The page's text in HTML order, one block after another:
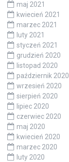
maj 2021
kwiecień 2021
marzec 2021
luty 2021
styczeń 2021
grudzień 2020
listopad 2020
październik 2020
wrzesień 2020
sierpień 2020
lipiec 2020
czerwiec 2020
maj 2020
kwiecień 2020
marzec 2020
luty 2020